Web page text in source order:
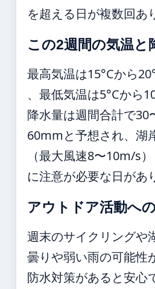
を超える日が複数回あ
この2週間の気温と
最高気温は15°Cから
、最低気温は5°Cから
降水量は週間合計で30
60mmと予想され、湖
（最大風速8〜10m/s）
に注意が必要な日があ
アウトドア活動へ
週末のサイクリングや
曇りや弱い雨の可能性
防水対策があると安心